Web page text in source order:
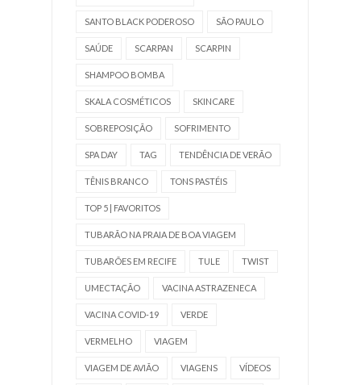
SANTO BLACK PODEROSO SÃO PAULO
SAÚDE SCARPAN SCARPIN
SHAMPOO BOMBA
SKALA COSMÉTICOS SKINCARE
SOBREPOSIÇÃO SOFRIMENTO
SPA DAY TAG TENDÊNCIA DE VERÃO
TÊNIS BRANCO TONS PASTÉIS
TOP 5 | FAVORITOS
TUBARÃO NA PRAIA DE BOA VIAGEM
TUBARÕES EM RECIFE TULE TWIST
UMECTAÇÃO VACINA ASTRAZENECA
VACINA COVID-19 VERDE
VERMELHO VIAGEM
VIAGEM DE AVIÃO VIAGENS VÍDEOS